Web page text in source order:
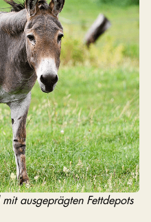
ausgeprägten Fettdepots